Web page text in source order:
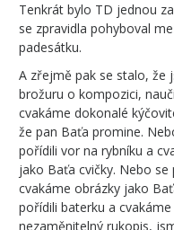
Tenkrát bylo TD jednou
se zpravidla pohyboval
padesátku.
A zřejmě pak se stalo, že
brožuru o kompozici,
cvakáme dokonalé
že pan Baťa promine.
pořídili vor na rybníku a
jako Baťa cvičky. Nebo
cvakáme obrázky jako
pořídili baterku a
nezaměnitelný rukopis,